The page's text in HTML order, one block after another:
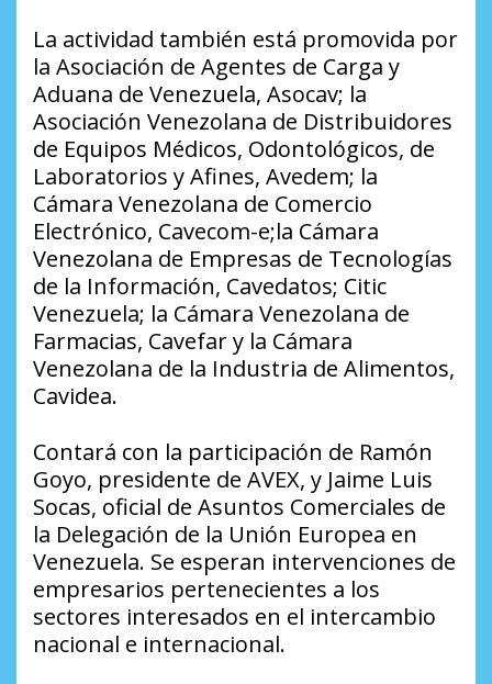
La actividad también está promovida por
la Asociación de Agentes de Carga y
Aduana de Venezuela, Asocav; la
Asociación Venezolana de Distribuidores
de Equipos Médicos, Odontológicos, de
Laboratorios y Afines, Avedem; la
Cámara Venezolana de Comercio
Electrónico, Cavecom-e;la Cámara
Venezolana de Empresas de Tecnologías
de la Información, Cavedatos; Citic
Venezuela; la Cámara Venezolana de
Farmacias, Cavefar y la Cámara
Venezolana de la Industria de Alimentos,
Cavidea.
Contará con la participación de Ramón
Goyo, presidente de AVEX, y Jaime Luis
Socas, oficial de Asuntos Comerciales de
la Delegación de la Unión Europea en
Venezuela. Se esperan intervenciones de
empresarios pertenecientes a los
sectores interesados en el intercambio
nacional e internacional.